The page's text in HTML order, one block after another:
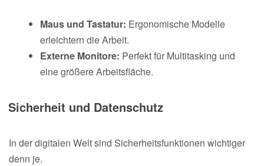
Maus und Tastatur: Ergonomische Modelle
erleichtern die Arbeit.
Externe Monitore: Perfekt für Multitasking und
eine größere Arbeitsfläche.
Sicherheit und Datenschutz
In der digitalen Welt sind Sicherheitsfunktionen wichtiger
denn je.